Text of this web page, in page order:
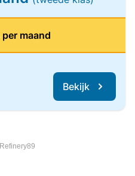
maand
Bekijk